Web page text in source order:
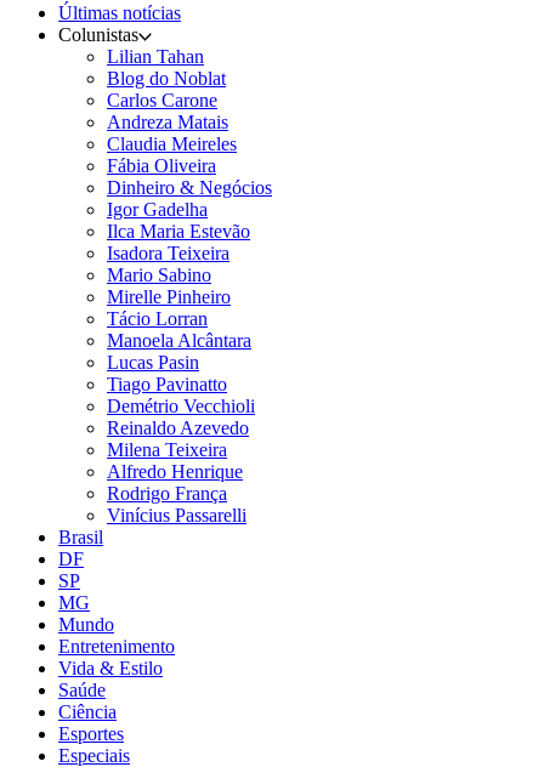
Últimas notícias
Colunistas
Lilian Tahan
Blog do Noblat
Carlos Carone
Andreza Matais
Claudia Meireles
Fábia Oliveira
Dinheiro & Negócios
Igor Gadelha
Ilca Maria Estevão
Isadora Teixeira
Mario Sabino
Mirelle Pinheiro
Tácio Lorran
Manoela Alcântara
Lucas Pasin
Tiago Pavinatto
Demétrio Vecchioli
Reinaldo Azevedo
Milena Teixeira
Alfredo Henrique
Rodrigo França
Vinícius Passarelli
Brasil
DF
SP
MG
Mundo
Entretenimento
Vida & Estilo
Saúde
Ciência
Esportes
Especiais